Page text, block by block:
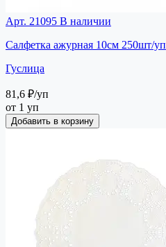
Арт. 21095 В наличии
Салфетка ажурная 10см 250шт/уп
Гуслица
81,6 ₽/уп
от 1 уп
Добавить в корзину